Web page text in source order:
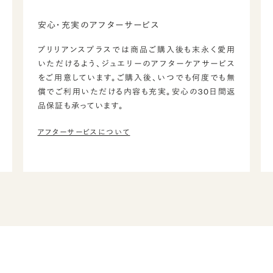
安心・充実のアフターサービス
ブリリアンスプラスでは商品ご購入後も末永く愛用
いただけるよう、ジュエリーのアフターケアサービス
をご用意しています。ご購入後、いつでも何度でも無
償でご利用いただける内容も充実。安心の30日間返
品保証も承っています。
アフターサービスについて